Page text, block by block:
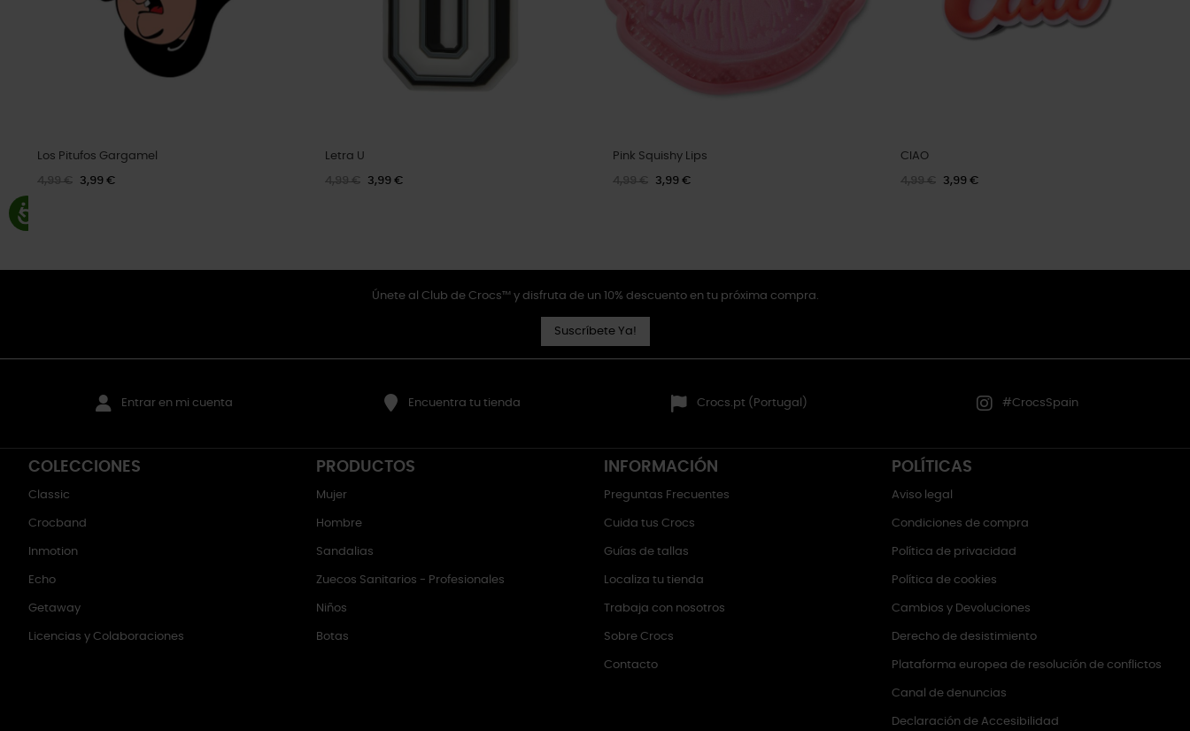
Los Pitufos Gargamel
4,99 € 3,99 €
Letra U
4,99 € 3,99 €
Pink Squishy Lips
4,99 € 3,99 €
CIAO
4,99 € 3,99 €
Únete al Club de Crocs™ y disfruta de un 10% descuento en tu próxima compra.
Suscríbete Ya!
Entrar en mi cuenta Encuentra tu tienda Crocs.pt (Portugal) #CrocsSpain
COLECCIONES
Classic
Crocband
Inmotion
Echo
Getaway
Licencias y Colaboraciones
PRODUCTOS
Mujer
Hombre
Sandalias
Zuecos Sanitarios - Profesionales
Niños
Botas
INFORMACIÓN
Preguntas Frecuentes
Cuida tus Crocs
Guías de tallas
Localiza tu tienda
Trabaja con nosotros
Sobre Crocs
Contacto
POLÍTICAS
Aviso legal
Condiciones de compra
Política de privacidad
Política de cookies
Cambios y Devoluciones
Derecho de desistimiento
Plataforma europea de resolución de conflictos
Canal de denuncias
Declaración de Accesibilidad